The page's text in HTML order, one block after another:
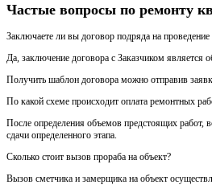
Частые вопросы по ремонту
Заключаете ли вы договор подряда на
Да, заключение договора с Заказчиком является
Получить шаблон договора можно отправив
По какой схеме происходит оплата ремонтных
После определения объемов предстоящих работ,
сдачи определенного этапа.
Сколько стоит вызов прораба на объект?
Вызов сметчика и замерщика на объект